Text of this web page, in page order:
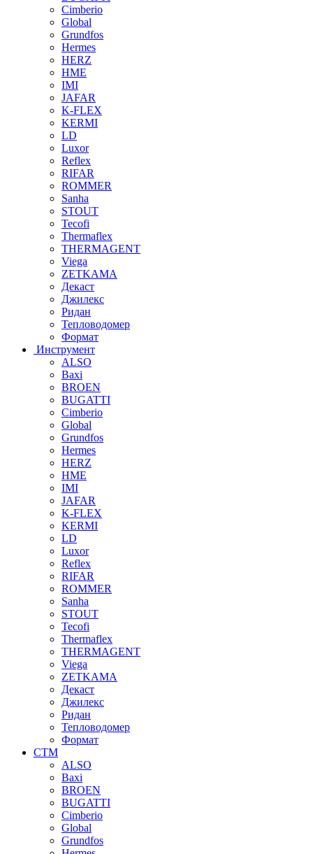
Cimberio
Global
Grundfos
Hermes
HERZ
HME
IMI
JAFAR
K-FLEX
KERMI
LD
Luxor
Reflex
RIFAR
ROMMER
Sanha
STOUT
Tecofi
Thermaflex
THERMAGENT
Viega
ZETKAMA
Декаст
Джилекс
Ридан
Тепловодомер
Формат
Инструмент
ALSO
Baxi
BROEN
BUGATTI
Cimberio
Global
Grundfos
Hermes
HERZ
HME
IMI
JAFAR
K-FLEX
KERMI
LD
Luxor
Reflex
RIFAR
ROMMER
Sanha
STOUT
Tecofi
Thermaflex
THERMAGENT
Viega
ZETKAMA
Декаст
Джилекс
Ридан
Тепловодомер
Формат
СТМ
ALSO
Baxi
BROEN
BUGATTI
Cimberio
Global
Grundfos